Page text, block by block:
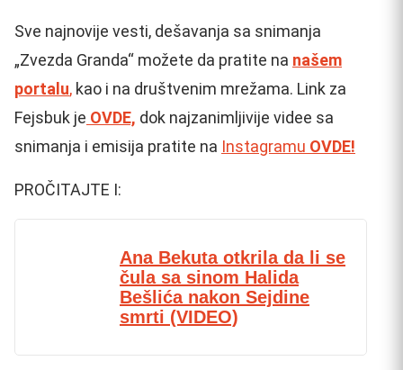
Sve najnovije vesti, dešavanja sa snimanja
„Zvezda Granda“ možete da pratite na našem
portalu, kao i na društvenim mrežama. Link za
Fejsbuk je OVDE, dok najzanimljivije videe sa
snimanja i emisija pratite na Instagramu OVDE!
PROČITAJTE I:
Ana Bekuta otkrila da li se
čula sa sinom Halida
Bešlića nakon Sejdine
smrti (VIDEO)